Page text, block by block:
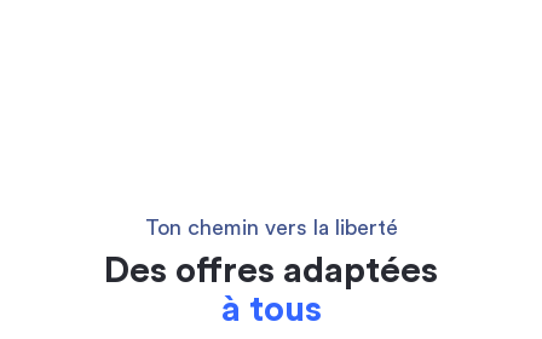
Ton chemin vers la liberté
Des offres adaptées
à tous